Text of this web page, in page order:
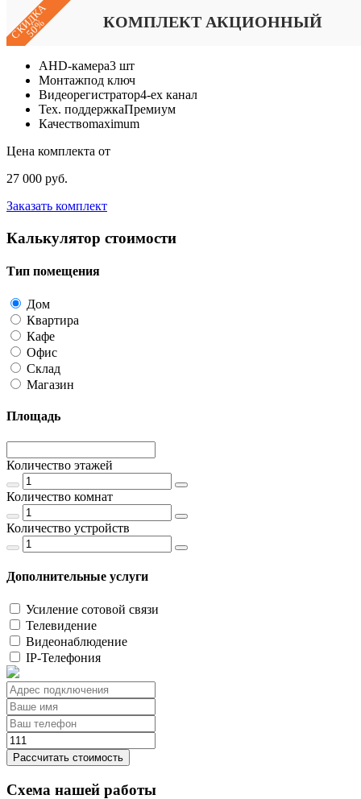
СКИДКА
50% КОМПЛЕКТ АКЦИОННЫЙ
AHD-камера3 шт
Монтажпод ключ
Видеорегистратор4-ех канал
Тех. поддержкаПремиум
Качествоmaximum
Цена комплекта от
27 000 руб.
Заказать комплект
Калькулятор стоимости
Тип помещения
Дом
Квартира
Кафе
Офис
Склад
Магазин
Площадь
Количество этажей
Количество комнат
Количество устройств
Дополнительные услуги
Усиление сотовой связи
Телевидение
Видеонаблюдение
IP-Телефония
Рассчитать стоимость
Схема нашей работы